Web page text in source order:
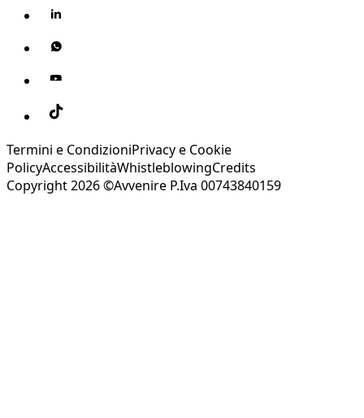
Termini e CondizioniPrivacy e Cookie
PolicyAccessibilitàWhistleblowingCredits
Copyright 2026 ©Avvenire P.Iva 00743840159